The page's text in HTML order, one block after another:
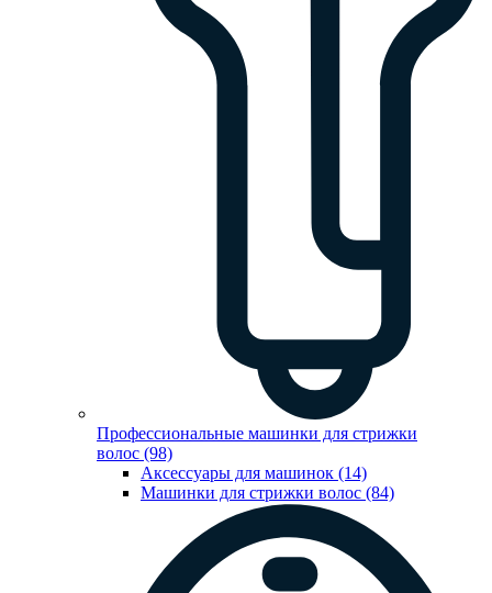
Профессиональные машинки для стрижки
волос (98)
Аксессуары для машинок (14)
Машинки для стрижки волос (84)